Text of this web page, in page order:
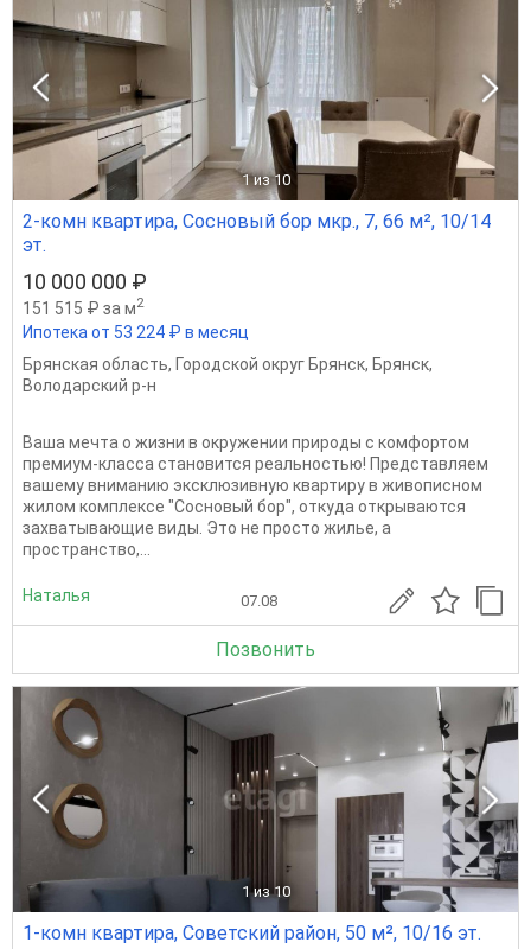
1 из 10
2-комн квартира, Сосновый бор мкр., 7, 66 м², 10/14
эт.
10 000 000 ₽
151 515 ₽ за м2
Ипотека от 53 224 ₽ в месяц
Брянская область, Городской округ Брянск, Брянск,
Володарский р-н
Ваша мечта о жизни в окружении природы с комфортом
премиум-класса становится реальностью! Представляем
вашему вниманию эксклюзивную квартиру в живописном
жилом комплексе "Сосновый бор", откуда открываются
захватывающие виды. Это не просто жилье, а
пространство,...
Наталья 07.08
Позвонить
1 из 10
1-комн квартира, Советский район, 50 м², 10/16 эт.